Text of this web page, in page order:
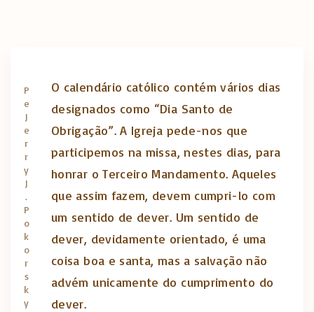
P
e
J
e
r
r
y
J
.
P
o
k
o
r
s
k
y
O calendário católico contém vários dias
designados como “Dia Santo de
Obrigação”. A Igreja pede-nos que
participemos na missa, nestes dias, para
honrar o Terceiro Mandamento. Aqueles
que assim fazem, devem cumpri-lo com
um sentido de dever. Um sentido de
dever, devidamente orientado, é uma
coisa boa e santa, mas a salvação não
advém unicamente do cumprimento do
dever.